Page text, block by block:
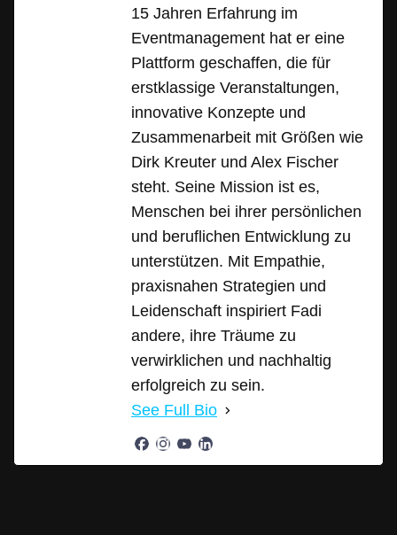
15 Jahren Erfahrung im
Eventmanagement hat er eine
Plattform geschaffen, die für
erstklassige Veranstaltungen,
innovative Konzepte und
Zusammenarbeit mit Größen wie
Dirk Kreuter und Alex Fischer
steht. Seine Mission ist es,
Menschen bei ihrer persönlichen
und beruflichen Entwicklung zu
unterstützen. Mit Empathie,
praxisnahen Strategien und
Leidenschaft inspiriert Fadi
andere, ihre Träume zu
verwirklichen und nachhaltig
erfolgreich zu sein.
See Full Bio